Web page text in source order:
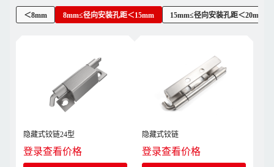
＜8mm 8mm≤径向安装孔距＜15mm 15mm≤径向安装孔距＜20mm
隐藏式铰链24型
登录查看价格
隐藏式铰链
登录查看价格